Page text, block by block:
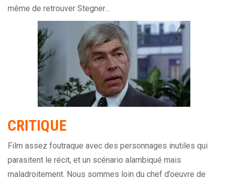
même de retrouver Stegner…
CRITIQUE
Film assez foutraque avec des personnages inutiles qui
parasitent le récit, et un scénario alambiqué mais
maladroitement. Nous sommes loin du chef d’oeuvre de